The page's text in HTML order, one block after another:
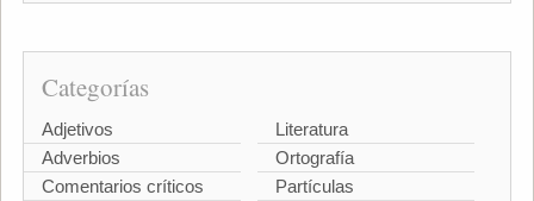
Categorías
Adjetivos
Adverbios
Comentarios críticos
Literatura
Ortografía
Partículas